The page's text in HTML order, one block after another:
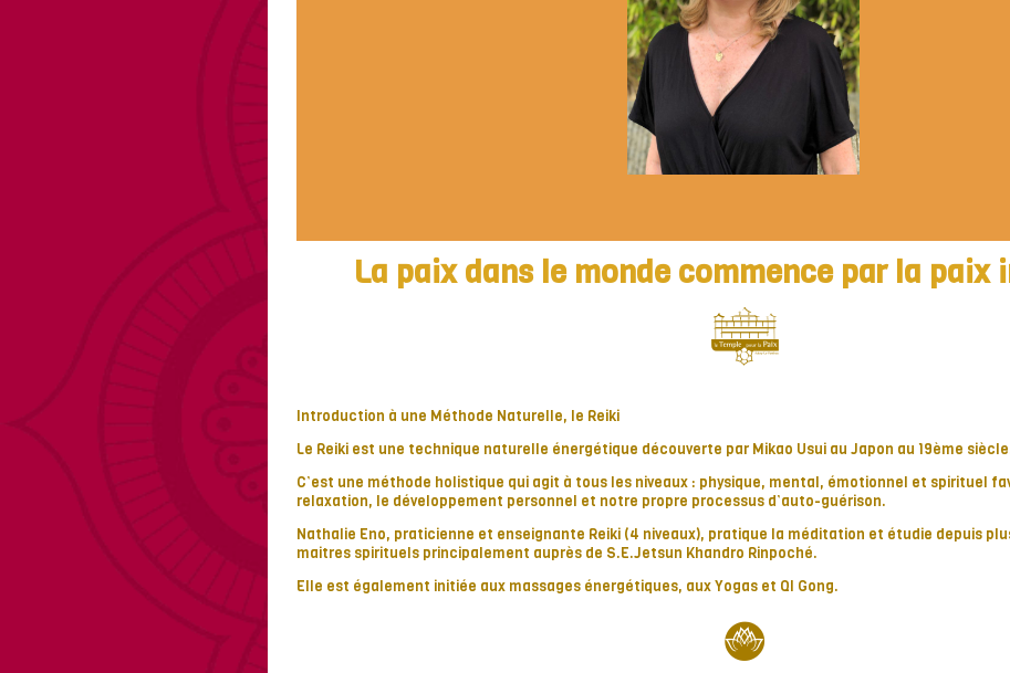
La paix dans le monde commence par la paix
Introduction à une Méthode Naturelle, le Reiki
Le Reiki est une technique naturelle énergétique découverte par Mikao Usui au Japon au 19ème
C’est une méthode holistique qui agit à tous les niveaux : physique, mental, émotionnel et spirituel
relaxation, le développement personnel et notre propre processus d’auto-guérison.
Nathalie Eno, praticienne et enseignante Reiki (4 niveaux), pratique la méditation et étudie depuis
maitres spirituels principalement auprès de S.E.Jetsun Khandro Rinpoché.
Elle est également initiée aux massages énergétiques, aux Yogas et QI Gong.